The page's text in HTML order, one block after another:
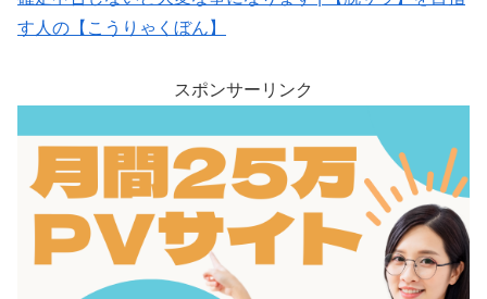
す人の【こうりゃくぼん】
スポンサーリンク